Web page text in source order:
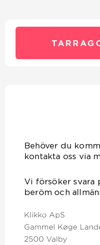
Behöver du
kontakta oss via
Vi försöker svara
beröm och